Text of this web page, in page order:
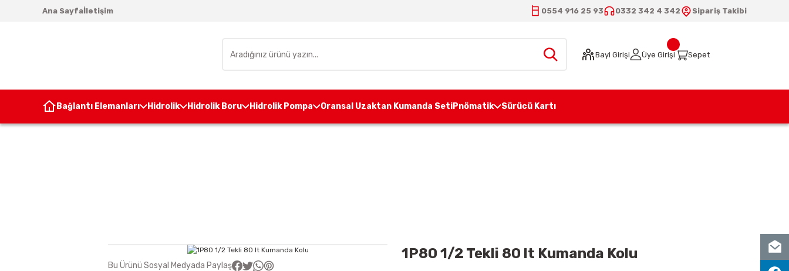
Ana Sayfaİletişim 0554 916 25 93 0332 342 4 342 Sipariş Takibi
Bayi Girişi Üye Girişi Sepet
Bağlantı Elemanları Hidrolik Hidrolik Boru Hidrolik Pompa Oransal Uzaktan Kumanda SetiPnömatik Sürücü Kartı
Bu Ürünü Sosyal Medyada Paylaş
1P80 1/2 Tekli 80 lt Kumanda Kolu